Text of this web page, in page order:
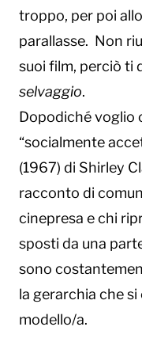
troppo, per poi
parallasse. Non
suoi film, perciò ti
selvaggio.
Dopodiché voglio
“socialmente
(1967) di Shirley
racconto di
cinepresa e chi
sposti da una
sono
la gerarchia che
modello/a.